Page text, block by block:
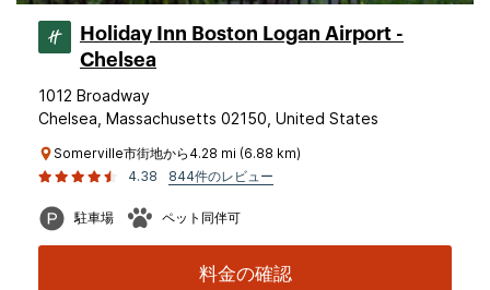
Holiday Inn Boston Logan Airport -
Chelsea
1012 Broadway
Chelsea, Massachusetts 02150, United States
Somerville市街地から4.28 mi (6.88 km)
4.38
844件のレビュー
駐車場 ペット同伴可
料金の確認